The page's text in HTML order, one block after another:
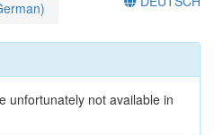
unfortunately not available in